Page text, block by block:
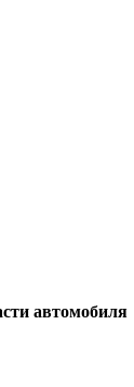
автомобиля